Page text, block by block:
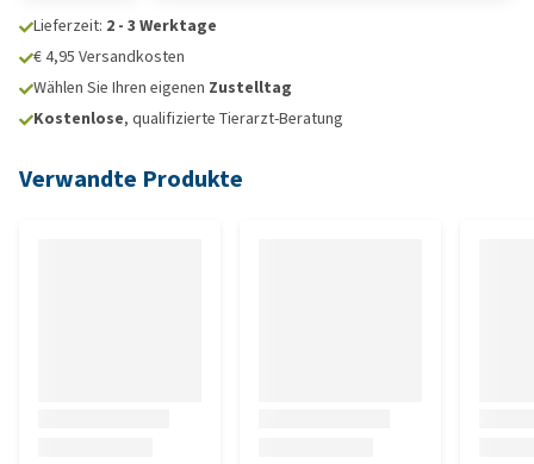
Lieferzeit: 2 - 3 Werktage
€ 4,95 Versandkosten
Wählen Sie Ihren eigenen Zustelltag
Kostenlose, qualifizierte Tierarzt-Beratung
Verwandte Produkte